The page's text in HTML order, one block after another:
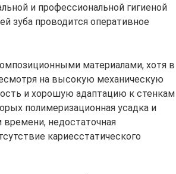
и профессиональной гигиеной
зуба проводится оперативное
материалами, хотя в
на высокую механическую
и хорошую адаптацию к стенкам
полимеризационная усадка и
недостаточная
кариесстатического